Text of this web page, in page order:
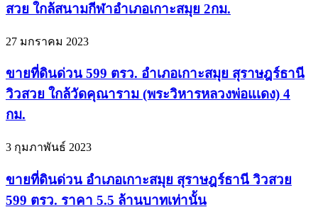
สวย ใกล้สนามกีฬาอำเภอเกาะสมุย 2กม.
27 มกราคม 2023
ขายที่ดินด่วน 599 ตรว. อำเภอเกาะสมุย สุราษฎร์ธานี
วิวสวย ใกล้วัดคุณาราม (พระวิหารหลวงพ่อแเดง) 4
กม.
3 กุมภาพันธ์ 2023
ขายที่ดินด่วน อำเภอเกาะสมุย สุราษฎร์ธานี วิวสวย
599 ตรว. ราคา 5.5 ล้านบาทเท่านั้น